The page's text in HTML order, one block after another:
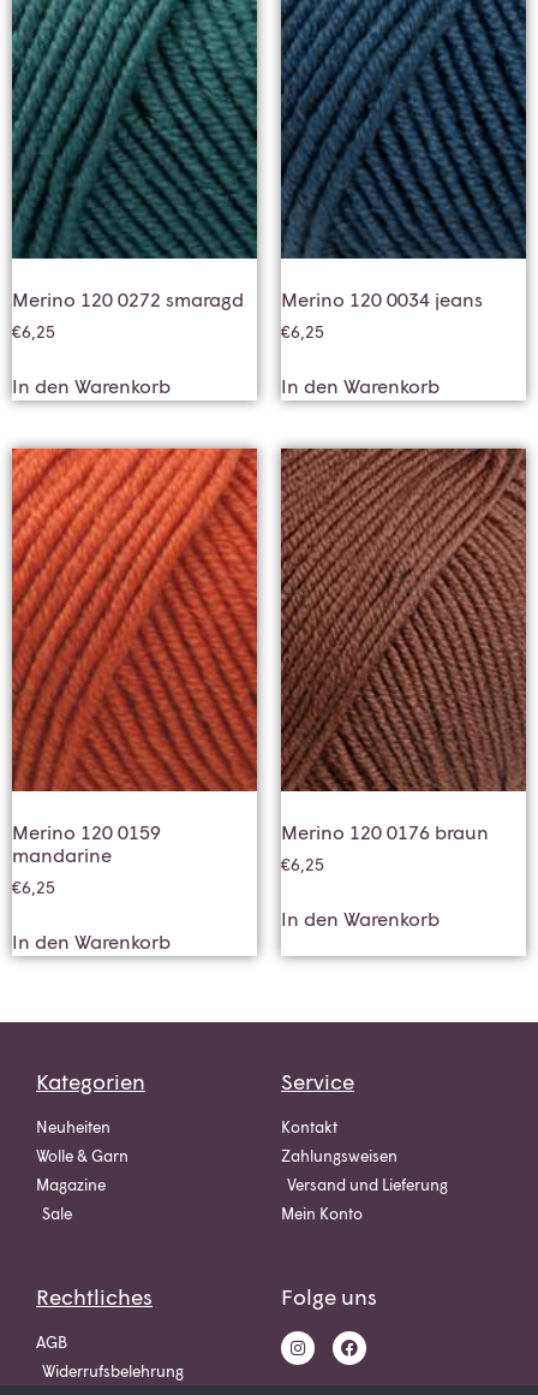
Merino 120 0272 smaragd
€6,25
In den Warenkorb
Merino 120 0034 jeans
€6,25
In den Warenkorb
Merino 120 0159
mandarine
€6,25
In den Warenkorb
Merino 120 0176 braun
€6,25
In den Warenkorb
Kategorien
Neuheiten
Wolle & Garn
Magazine
Sale
Service
Kontakt
Zahlungsweisen
Versand und Lieferung
Mein Konto
Rechtliches
AGB
Widerrufsbelehrung
Folge uns